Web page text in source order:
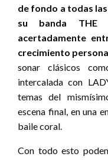
de fondo a todas
su banda THE
acertadamente
crecimiento
sonar clásicos
intercalada con
temas del
escena final, en una
baile coral.
Con todo esto